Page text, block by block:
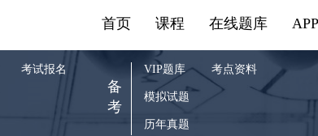
在线题库
课程
首页
考试报名
备
考
VIP题库
模拟试题
历年真题
考点资料